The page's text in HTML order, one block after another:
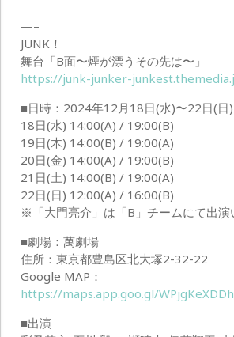
—–
JUNK！
舞台「B面〜煙が漂うその先は〜」
https://junk-junker-
■日時：2024年12月18日(水)〜22日(日)
18日(水) 14:00(A) / 19:00(B)
19日(木) 14:00(B) / 19:00(A)
20日(金) 14:00(A) / 19:00(B)
21日(土) 14:00(B) / 19:00(A)
22日(日) 12:00(A) / 16:00(B)
※「大門亮介」は「B」チームにて出演
■劇場：萬劇場
住所：東京都豊島区北大塚2-32-22
Google MAP：
https://maps.app.goo.gl/
■出演